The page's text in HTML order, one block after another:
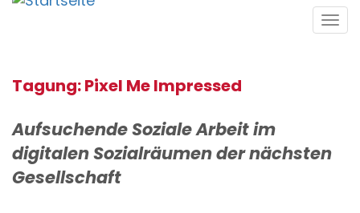
Direkt
Tagung: Pixel Me Impressed
Aufsuchende Soziale Arbeit im
digitalen Sozialräumen der nächsten
Gesellschaft